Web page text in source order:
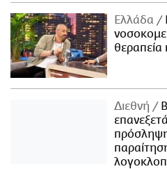
Ελλάδα
θεραπεία
Διεθνή